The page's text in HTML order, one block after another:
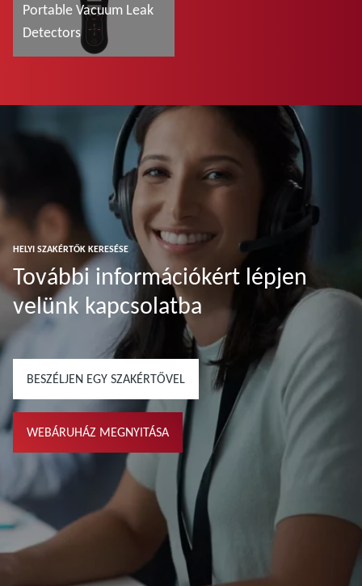
Portable Vacuum Leak
Detectors
HELYI SZAKÉRTŐK KERESÉSE
További információkért lépjen
velünk kapcsolatba
BESZÉLJEN EGY SZAKÉRTŐVEL
WEBÁRUHÁZ MEGNYITÁSA